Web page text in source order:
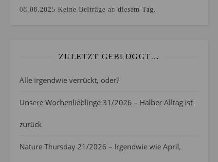
08.08.2025 Keine Beiträge an diesem Tag.
ZULETZT GEBLOGGT…
Alle irgendwie verrückt, oder?
Unsere Wochenlieblinge 31/2026 – Halber Alltag ist
zurück
Nature Thursday 21/2026 – Irgendwie wie April,